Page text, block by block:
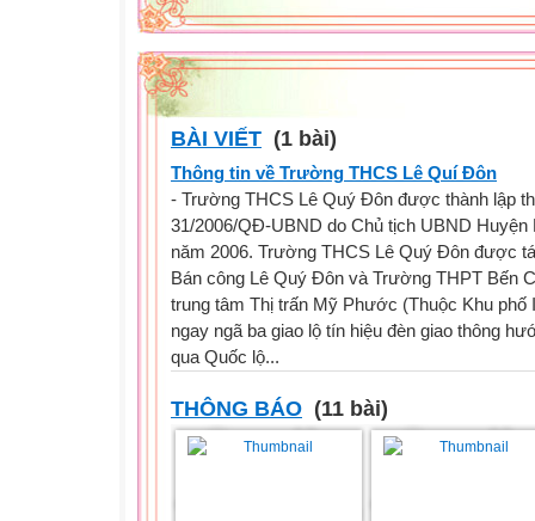
BÀI VIẾT (1 bài)
Thông tin về Trường THCS Lê Quí Đôn
- Trường THCS Lê Quý Đôn được thành lập
31/2006/QĐ-UBND do Chủ tịch UBND Huyện
năm 2006. Trường THCS Lê Quý Đôn được
Bán công Lê Quý Đôn và Trường THPT Bến
trung tâm Thị trấn Mỹ Phước (Thuộc Khu phố
ngay ngã ba giao lộ tín hiệu đèn giao thông
qua Quốc lộ...
THÔNG BÁO (11 bài)